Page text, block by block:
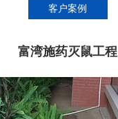
客户案例
富湾施药灭鼠工程